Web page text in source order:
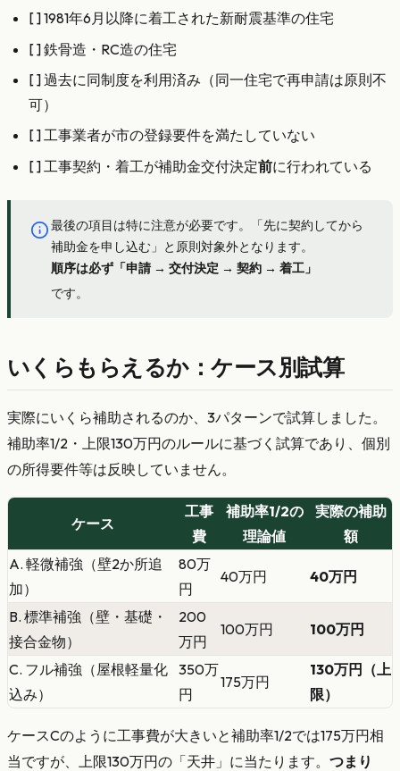
[ ] 1981年6月以降に着工された新耐震基準の住宅
[ ] 鉄骨造・RC造の住宅
[ ] 過去に同制度を利用済み（同一住宅で再申請は原則不
可）
[ ] 工事業者が市の登録要件を満たしていない
[ ] 工事契約・着工が補助金交付決定前に行われている
最後の項目は特に注意が必要です。「先に契約してから
補助金を申し込む」と原則対象外となります。
順序は必ず「申請 → 交付決定 → 契約 → 着工」
です。
いくらもらえるか：ケース別試算
実際にいくら補助されるのか、3パターンで試算しました。
補助率1/2・上限130万円のルールに基づく試算であり、個別
の所得要件等は反映していません。
ケース
工事
費
補助率1/2の
理論値
実際の補助
額
A. 軽微補強（壁2か所追
加）
80万
円
40万円 40万円
B. 標準補強（壁・基礎・
接合金物）
200
万円
100万円 100万円
C. フル補強（屋根軽量化
込み）
350万
円
175万円
130万円（上
限）
ケースCのように工事費が大きいと補助率1/2では175万円相
当ですが、上限130万円の「天井」に当たります。 つまり